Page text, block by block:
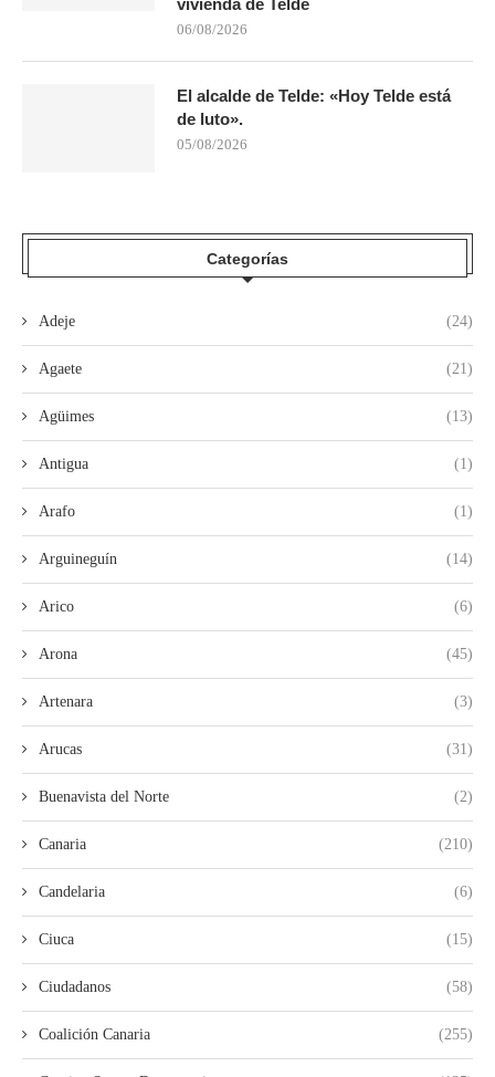
06/08/2026
El alcalde de Telde: «Hoy Telde está
de luto».
05/08/2026
Categorías
Adeje (24)
Agaete (21)
Agüimes (13)
Antigua (1)
Arafo (1)
Arguineguín (14)
Arico (6)
Arona (45)
Artenara (3)
Arucas (31)
Buenavista del Norte (2)
Canaria (210)
Candelaria (6)
Ciuca (15)
Ciudadanos (58)
Coalición Canaria (255)